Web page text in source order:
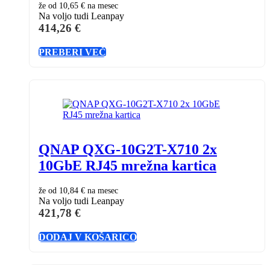
že od 10,65 € na mesec
Na voljo tudi Leanpay
414,26 €
PREBERI VEČ
QNAP QXG-10G2T-X710 2x
10GbE RJ45 mrežna kartica
že od 10,84 € na mesec
Na voljo tudi Leanpay
421,78 €
DODAJ V KOŠARICO